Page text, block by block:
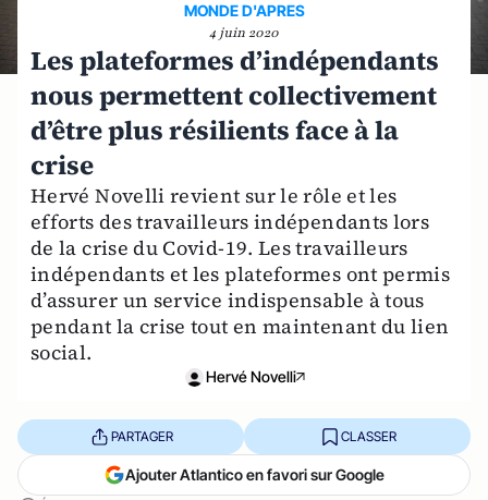
MONDE D'APRES
4 juin 2020
Les plateformes d’indépendants
nous permettent collectivement
d’être plus résilients face à la
crise
Hervé Novelli revient sur le rôle et les
efforts des travailleurs indépendants lors
de la crise du Covid-19. Les travailleurs
indépendants et les plateformes ont permis
d’assurer un service indispensable à tous
pendant la crise tout en maintenant du lien
social.
Hervé Novelli
PARTAGER CLASSER
Ajouter Atlantico en favori sur Google